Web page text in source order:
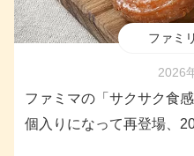
ファミ
2026
ファミマの「サクサク食
個入りになって再登場、